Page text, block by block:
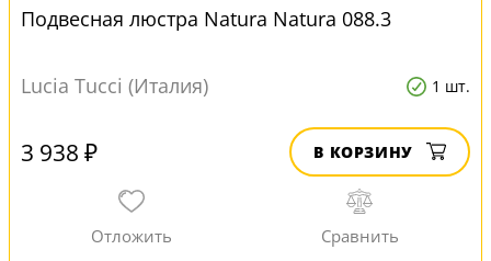
Подвесная люстра Natura Natura 088.3
Lucia Tucci (Италия) 1 шт.
3 938 ₽ В КОРЗИНУ